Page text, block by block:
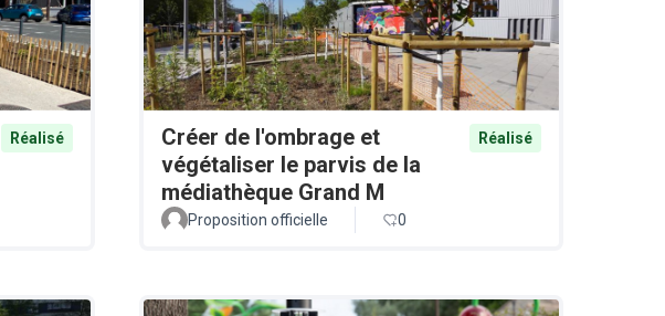
Réalisé
Créer de l'ombrage et
végétaliser le parvis de la
médiathèque Grand M
Réalisé
Proposition officielle 0